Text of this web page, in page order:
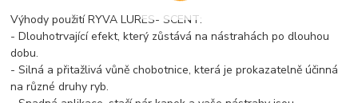
Výhody použití RYVA LURES- SCENT:
- Dlouhotrvající efekt, který zůstává na nástrahách po dlouhou
dobu.
- Silná a přitažlivá vůně chobotnice, která je prokazatelně účinná
na různé druhy ryb.